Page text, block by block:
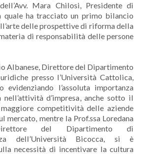
Mara Chilosi, Presidente di
quale ha tracciato un primo bilancio
delle prospettive di riforma della
di responsabilità delle persone
Albanese, Direttore del Dipartimento
presso l’Università Cattolica,
evidenziando l’assoluta importanza
d’impresa, anche sotto il
competitività delle aziende
mercato, mentre la Prof.ssa Loredana
del Dipartimento di
dell’Università Bicocca, si è
necessità di incentivare la cultura